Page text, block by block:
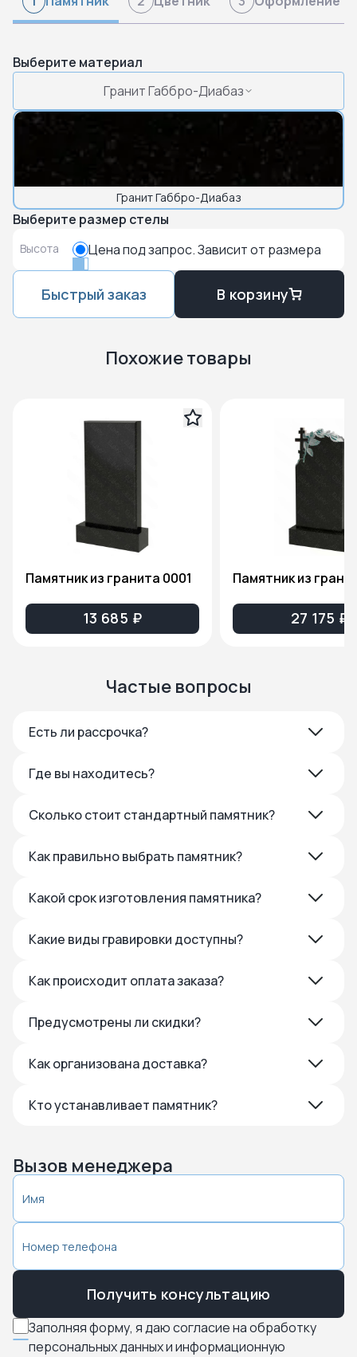
Выберите материал
Гранит Габбро-Диабаз
Гранит Габбро-Диабаз
Выберите размер стелы
Высота Цена под запрос. Зависит от размера
Быстрый заказ В корзину
Похожие товары
Памятник из гранита 0001
13 685 ₽ 27 175 ₽
Частые вопросы
Есть ли рассрочка?
Где вы находитесь?
Сколько стоит стандартный памятник?
Как правильно выбрать памятник?
Какой срок изготовления памятника?
Какие виды гравировки доступны?
Как происходит оплата заказа?
Предусмотрены ли скидки?
Как организована доставка?
Кто устанавливает памятник?
Вызов менеджера
Заполняя форму, я даю согласие на обработку
персональных данных и информационную
Получить консультацию